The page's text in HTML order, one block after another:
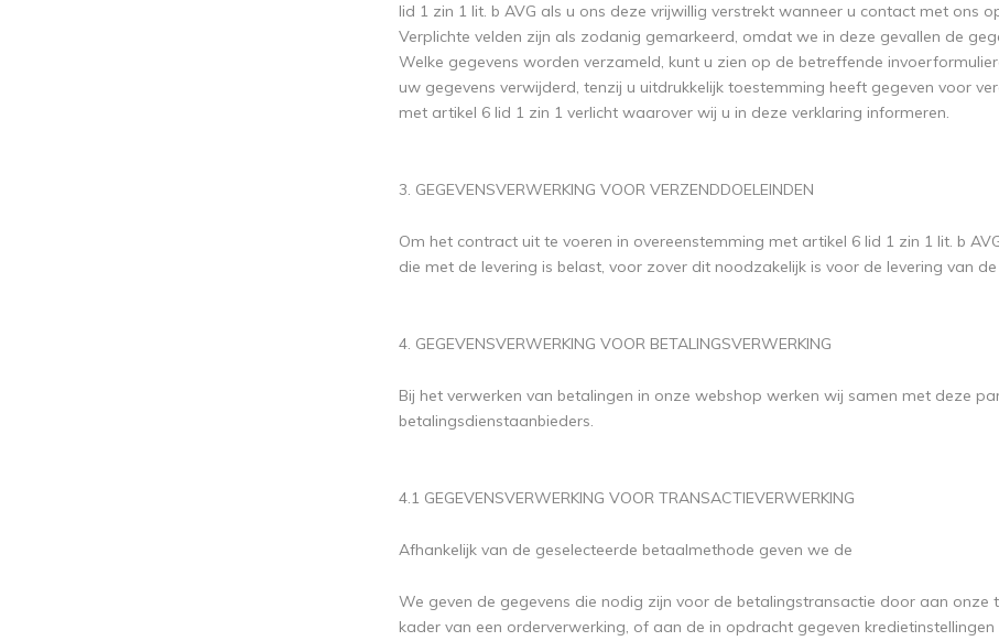
lid 1 zin 1 lit. b AVG als u ons deze vrijwillig verstrekt wanneer u contact met ons
Verplichte velden zijn als zodanig gemarkeerd, omdat we in deze gevallen de
Welke gegevens worden verzameld, kunt u zien op de betreffende
uw gegevens verwijderd, tenzij u uitdrukkelijk toestemming heeft gegeven voor
met artikel 6 lid 1 zin 1 verlicht waarover wij u in deze verklaring informeren.
3. GEGEVENSVERWERKING VOOR VERZENDDOELEINDEN
Om het contract uit te voeren in overeenstemming met artikel 6 lid 1 zin 1 lit. b
die met de levering is belast, voor zover dit noodzakelijk is voor de levering van
4. GEGEVENSVERWERKING VOOR BETALINGSVERWERKING
Bij het verwerken van betalingen in onze webshop werken wij samen met deze
betalingsdienstaanbieders.
4.1 GEGEVENSVERWERKING VOOR TRANSACTIEVERWERKING
Afhankelijk van de geselecteerde betaalmethode geven we de
We geven de gegevens die nodig zijn voor de betalingstransactie door aan onze
kader van een orderverwerking, of aan de in opdracht gegeven